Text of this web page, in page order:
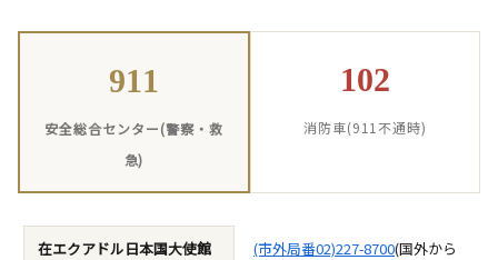
911
安全総合センター(警察・救
急)
102
消防車(911不通時)
在エクアドル日本国大使館
(市外局番02)227-8700(国外から